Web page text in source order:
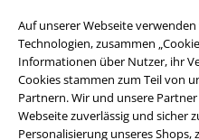
Auf unserer Webseite
Technologien, zusammen
Informationen über Nutzer, ihr
Cookies stammen zum Teil von
Partnern. Wir und unsere
Webseite zuverlässig und sicher
Personalisierung unseres Shops,
Lade dir jetzt kostenlos unsere
die vielen neuen